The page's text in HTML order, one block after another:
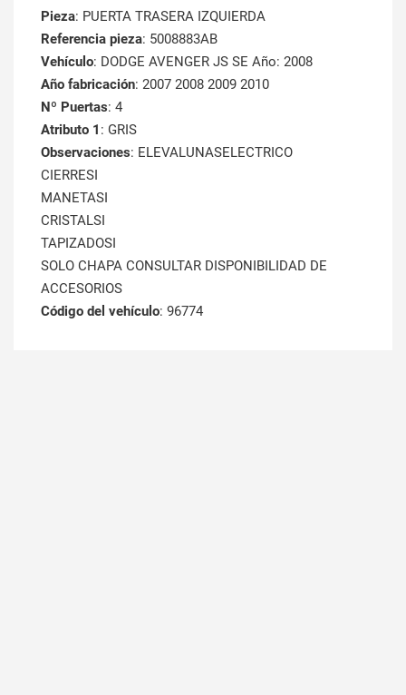
Pieza: PUERTA TRASERA IZQUIERDA
Referencia pieza: 5008883AB
Vehículo: DODGE AVENGER JS SE Año: 2008
Año fabricación: 2007 2008 2009 2010
Nº Puertas: 4
Atributo 1 : GRIS
Observaciones: ELEVALUNASELECTRICO
CIERRESI
MANETASI
CRISTALSI
TAPIZADOSI
SOLO CHAPA CONSULTAR DISPONIBILIDAD DE
ACCESORIOS
Código del vehículo: 96774